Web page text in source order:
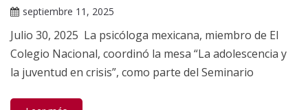
septiembre 11, 2025
Gallardo
Julio 30, 2025 La psicóloga mexicana, miembro de El
Colegio Nacional, coordinó la mesa “La adolescencia y
la juventud en crisis”, como parte del Seminario